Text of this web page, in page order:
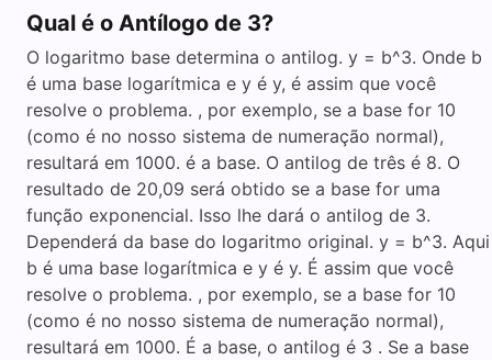
Qual é o Antílogo de 3?
O logaritmo base determina o antilog. y = b^3. Onde b
é uma base logarítmica e y é y, é assim que você
resolve o problema. , por exemplo, se a base for 10
(como é no nosso sistema de numeração normal),
resultará em 1000. é a base. O antilog de três é 8. O
resultado de 20,09 será obtido se a base for uma
função exponencial. Isso lhe dará o antilog de 3.
Dependerá da base do logaritmo original. y = b^3. Aqui
b é uma base logarítmica e y é y. É assim que você
resolve o problema. , por exemplo, se a base for 10
(como é no nosso sistema de numeração normal),
resultará em 1000. É a base, o antilog é 3 . Se a base